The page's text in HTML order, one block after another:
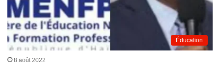
Éducation
8 août 2022